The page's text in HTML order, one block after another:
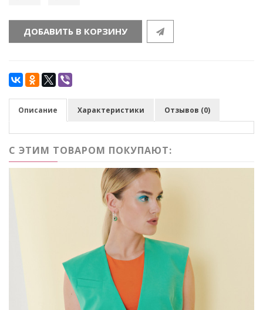
ДОБАВИТЬ В КОРЗИНУ
Описание Характеристики Отзывов (0)
С ЭТИМ ТОВАРОМ ПОКУПАЮТ: